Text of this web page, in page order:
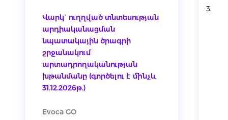
Վարկ` ուղղված տնտեսության
արդիականացման
նպատակային ծրագրի
շրջանակում
արտադրողականության
խթանմանը (գործելու է մինչև
31.12.2026թ.)
Evoca GO
3.